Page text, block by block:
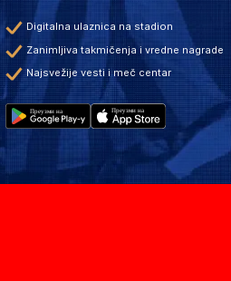
Digitalna ulaznica na stadion
Zanimljiva takmičenja i vredne nagrade
Najsvežije vesti i meč centar